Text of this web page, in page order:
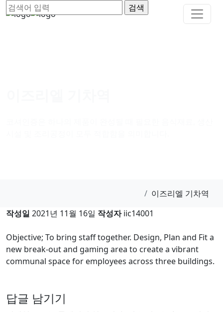
이즈리엘 기차역
작성일 2021년 11월 16일 작성자iic14001
Objective; To bring staff together. Design, Plan and Fit a
new break-out and gaming area to create a vibrant
communal space for employees across three buildings.
답글 남기기